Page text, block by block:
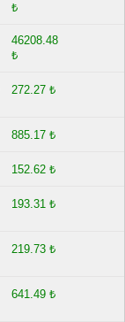
₺
46208.48
₺
272.27 ₺
885.17 ₺
152.62 ₺
193.31 ₺
219.73 ₺
641.49 ₺